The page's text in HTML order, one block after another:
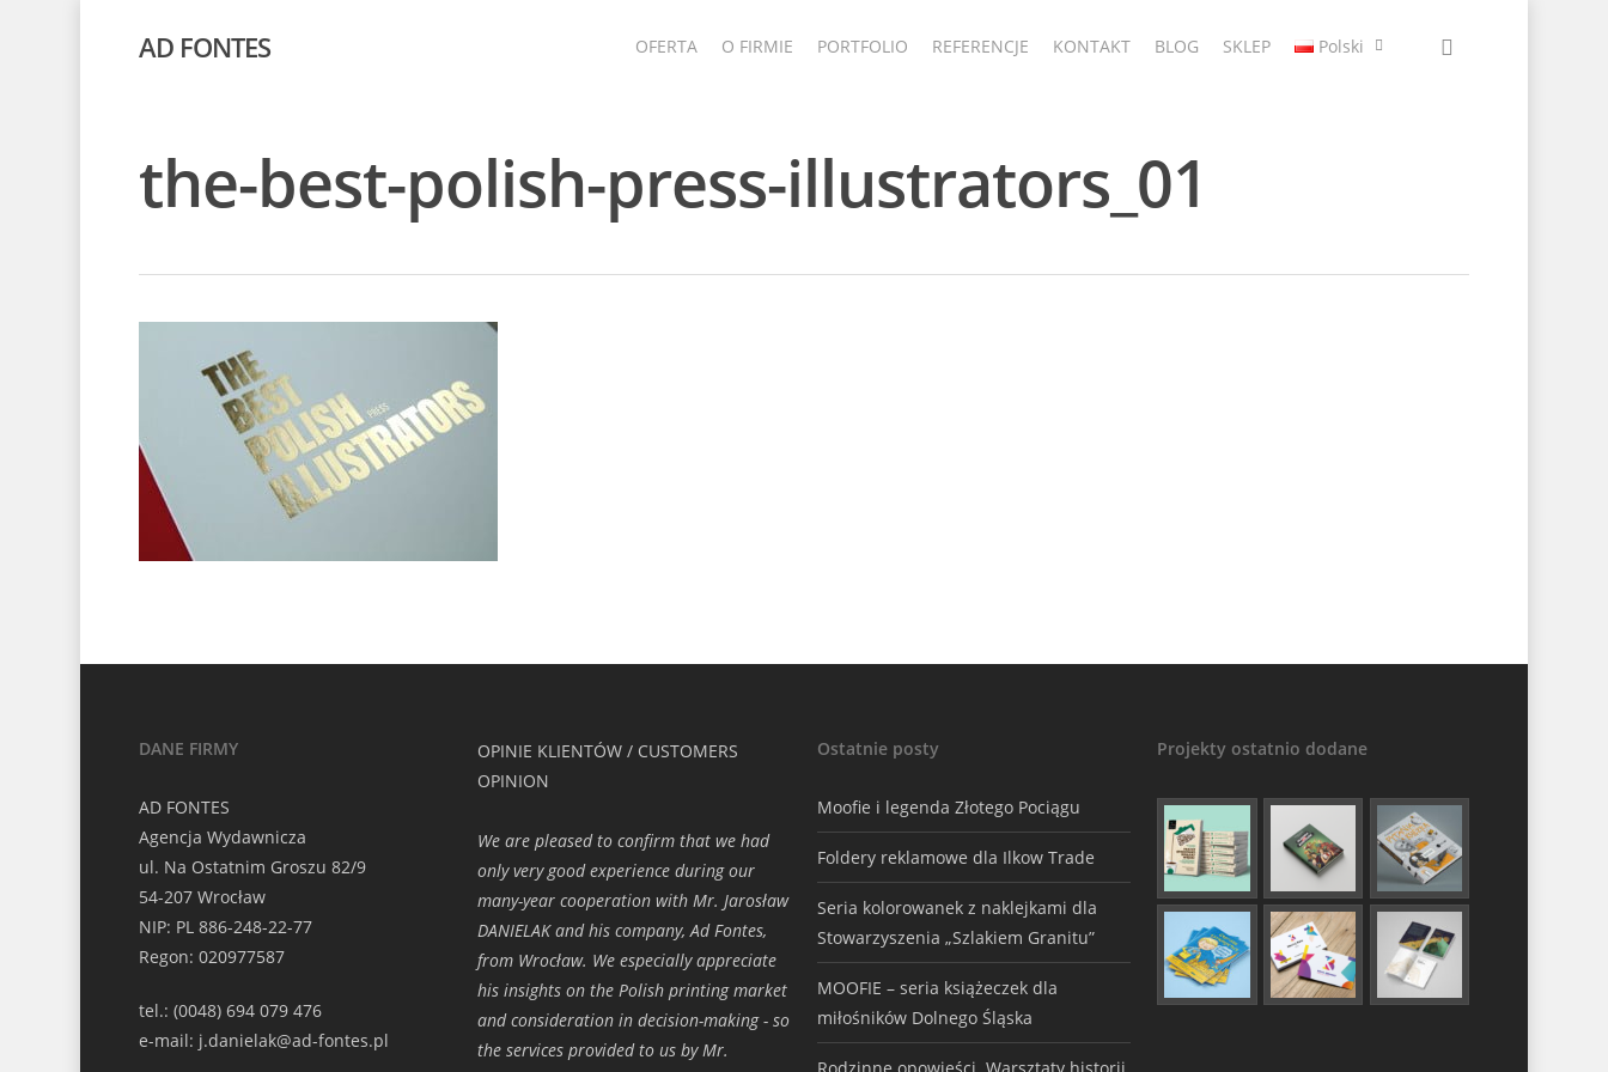
AD FONTES OFERTA O FIRMIE PORTFOLIO REFERENCJE KONTAKT BLOG SKLEP Polski
the-best-polish-press-illustrators_01
DANE FIRMY
AD FONTES
Agencja Wydawnicza
ul. Na Ostatnim Groszu 82/9
54-207 Wrocław
NIP: PL 886-248-22-77
Regon: 020977587
tel.: (0048) 694 079 476
e-mail: j.danielak@ad-fontes.pl
OPINIE KLIENTÓW / CUSTOMERS
OPINION
We are pleased to confirm that we had
only very good experience during our
many-year cooperation with Mr. Jarosław
DANIELAK and his company, Ad Fontes,
from Wrocław. We especially appreciate
his insights on the Polish printing market
and consideration in decision-making - so
the services provided to us by Mr.
Ostatnie posty
Moofie i legenda Złotego Pociągu
Foldery reklamowe dla Ilkow Trade
Seria kolorowanek z naklejkami dla
Stowarzyszenia „Szlakiem Granitu”
MOOFIE – seria książeczek dla
miłośników Dolnego Śląska
Projekty ostatnio dodane